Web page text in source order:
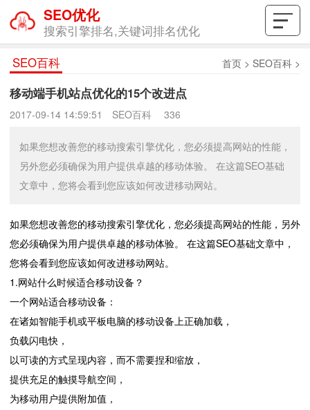
SEO优化
搜索引擎排名,关键词排名优化
SEO百科
首页 > SEO百科 >
移动端手机站点优化的15个改进点
2017-09-14 14:59:51 SEO百科 336
如果您想改善您的移动搜索引擎优化，您必须提高网站的性能，
另外您必须确保为用户提供卓越的移动体验。 在这篇SEO基础
文章中，您将会看到您应该如何改进移动网站。
如果您想改善您的移动搜索引擎优化，您必须提高网站的性能，另外
您必须确保为用户提供卓越的移动体验。 在这篇SEO基础文章中，
您将会看到您应该如何改进移动网站。
1.网站什么时候适合移动设备？
一个网站适合移动设备：
在诸如智能手机或平板电脑的移动设备上正确加载，
负载闪电快，
以可读的方式呈现内容，而不需要捏和缩放，
提供充足的触摸导航空间，
为移动用户提供附加值，